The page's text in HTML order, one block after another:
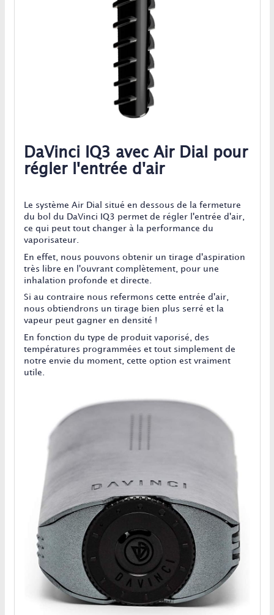
DaVinci IQ3 avec Air Dial pour
régler l'entrée d'air
Le système Air Dial situé en dessous de la fermeture
du bol du DaVinci IQ3 permet de régler l'entrée d'air,
ce qui peut tout changer à la performance du
vaporisateur.
En effet, nous pouvons obtenir un tirage d'aspiration
très libre en l'ouvrant complètement, pour une
inhalation profonde et directe.
Si au contraire nous refermons cette entrée d'air,
nous obtiendrons un tirage bien plus serré et la
vapeur peut gagner en densité !
En fonction du type de produit vaporisé, des
températures programmées et tout simplement de
notre envie du moment, cette option est vraiment
utile.